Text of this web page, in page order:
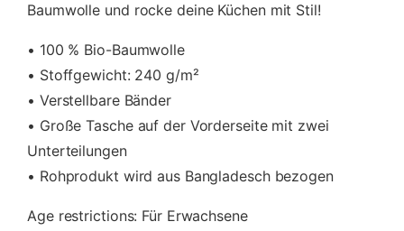
w
l
M
e
n
Baumwolle und rocke deine Küchen mit Stil!
• 100 % Bio-Baumwolle
• Stoffgewicht: 240 g/m²
• Verstellbare Bänder
• Große Tasche auf der Vorderseite mit zwei
Unterteilungen
• Rohprodukt wird aus Bangladesch bezogen
Age restrictions: Für Erwachsene